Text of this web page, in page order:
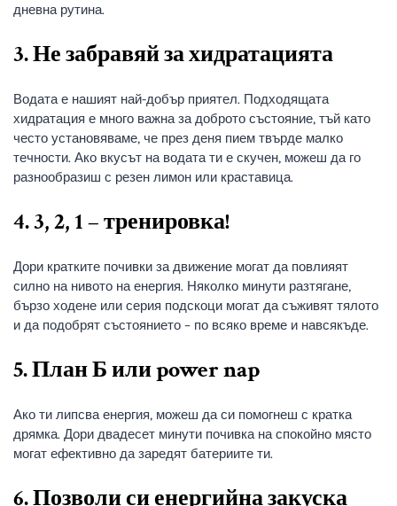
дневна рутина.
3. Не забравяй за хидратацията
Водата е нашият най-добър приятел. Подходящата
хидратация е много важна за доброто състояние, тъй като
често установяваме, че през деня пием твърде малко
течности. Ако вкусът на водата ти е скучен, можеш да го
разнообразиш с резен лимон или краставица.
4. 3, 2, 1 – тренировка!
Дори кратките почивки за движение могат да повлияят
силно на нивото на енергия. Няколко минути разтягане,
бързо ходене или серия подскоци могат да съживят тялото
и да подобрят състоянието – по всяко време и навсякъде.
5. План Б или power nap
Ако ти липсва енергия, можеш да си помогнеш с кратка
дрямка. Дори двадесет минути почивка на спокойно място
могат ефективно да заредят батериите ти.
6. Позволи си енергийна закуска